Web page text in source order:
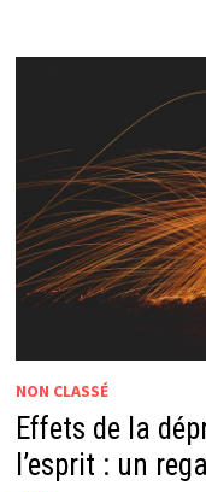
NON CLASSÉ
Effets de la
l’esprit : un